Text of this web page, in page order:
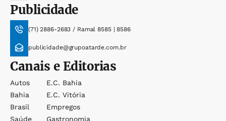
Publicidade
(71) 2886-2683 / Ramal 8585 | 8586
publicidade@grupoatarde.com.br
Canais e Editorias
Autos
Bahia
Brasil
Saúde
E.c. Bahia
E.c. Vitória
Empregos
Gastronomia